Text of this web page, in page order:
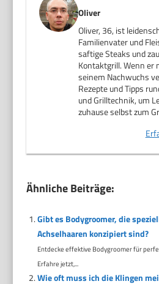
Oliver
Oliver, 36, ist
Familienvater und
saftige Steaks und
Kontaktgrill. Wenn er
seinem Nachwuchs
Rezepte und Tipps
und Grilltechnik, um
zuhause selbst zum
Ähnliche Beiträge:
Gibt es Bodygroomer, die
Achselhaaren konzipiert sind?
Entdecke effektive Bodygroomer für
Erfahre jetzt,...
Wie oft muss ich die Klingen